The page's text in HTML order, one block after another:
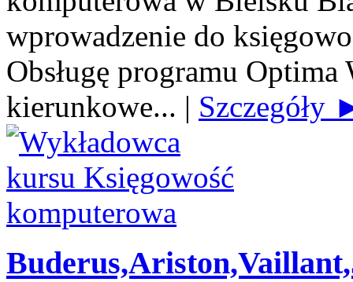
wprowadzenie do
Obsługę programu Optima
kierunkowe... | Szczegóły